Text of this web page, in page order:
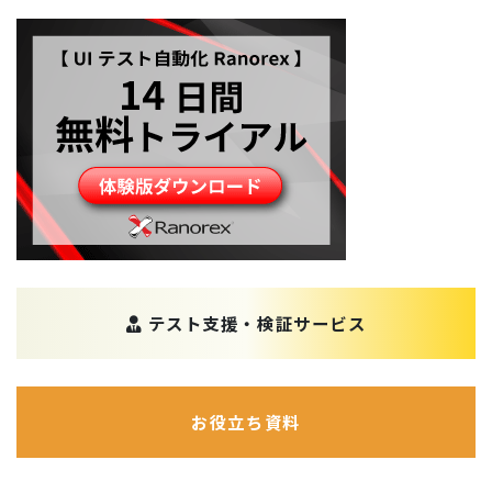
テスト支援・検証サービス
お役立ち資料